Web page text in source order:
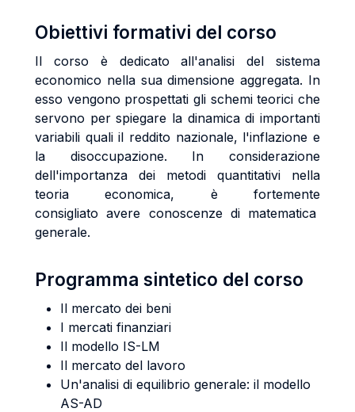
Obiettivi formativi del corso
Il corso è dedicato all'analisi del sistema
economico nella sua dimensione aggregata. In
esso vengono prospettati gli schemi teorici che
servono per spiegare la dinamica di importanti
variabili quali il reddito nazionale, l'inflazione e
la disoccupazione. In considerazione
dell'importanza dei metodi quantitativi nella
teoria economica, è fortemente
consigliato avere conoscenze di matematica
generale.
Programma sintetico del corso
Il mercato dei beni
I mercati finanziari
Il modello IS-LM
Il mercato del lavoro
Un'analisi di equilibrio generale: il modello
AS-AD